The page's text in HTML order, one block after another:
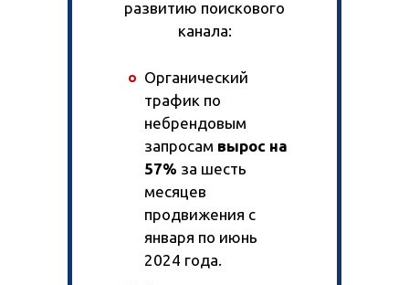
развитию поискового
канала:
Органический
трафик по
небрендовым
запросам вырос на
57% за шесть
месяцев
продвижения с
января по июнь
2024 года.